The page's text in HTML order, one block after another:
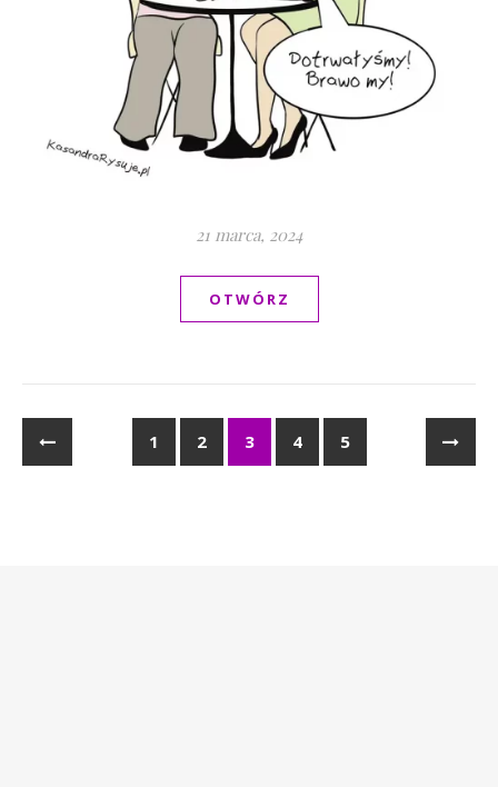
21 marca, 2024
OTWÓRZ
1 2 3 4 5